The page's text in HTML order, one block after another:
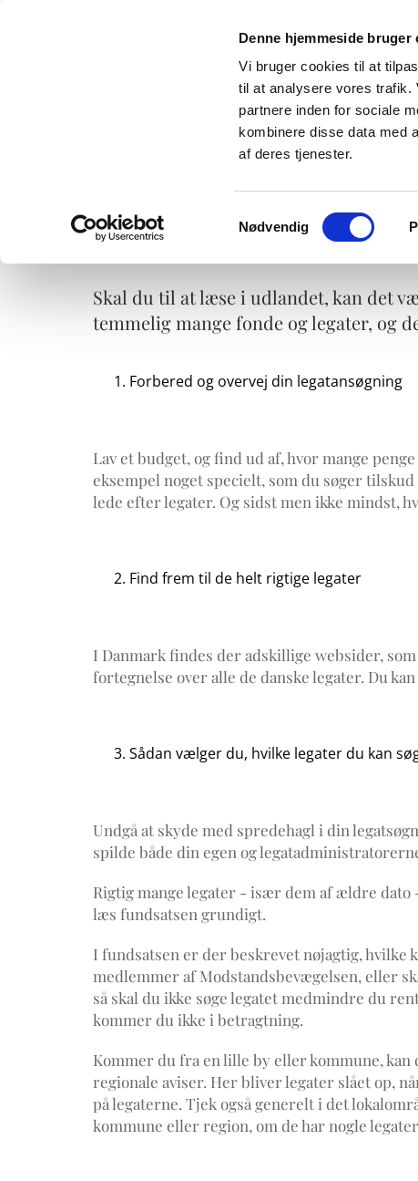
Denne hjemmeside bruger
Vi bruger cookies til at
til at analysere vores trafik.
partnere inden for sociale
kombinere disse data med
af deres tjenester.
Nødvendig
Ansøgning & CV Jobansøgning
Vil du tættere på
Skal du til at læse i udlandet, kan det
temmelig mange fonde og legater, og
Forbered og overvej din legatansøgning
Lav et budget, og find ud af, hvor mange
eksempel noget specielt, som du søger
lede efter legater. Og sidst men ikke mindst,
Find frem til de helt rigtige legater
I Danmark findes der adskillige websider,
fortegnelse over alle de danske legater. Du
Sådan vælger du, hvilke legater du kan
Undgå at skyde med spredehagl i din
spilde både din egen og
Rigtig mange legater - især dem af ældre dato
læs fundsatsen grundigt.
I fundsatsen er der beskrevet nøjagtig,
medlemmer af Modstandsbevægelsen, eller
så skal du ikke søge legatet medmindre du
kommer du ikke i betragtning.
Kommer du fra en lille by eller kommune,
regionale aviser. Her bliver legater slået op,
på legaterne. Tjek også generelt i det
kommune eller region, om de har nogle